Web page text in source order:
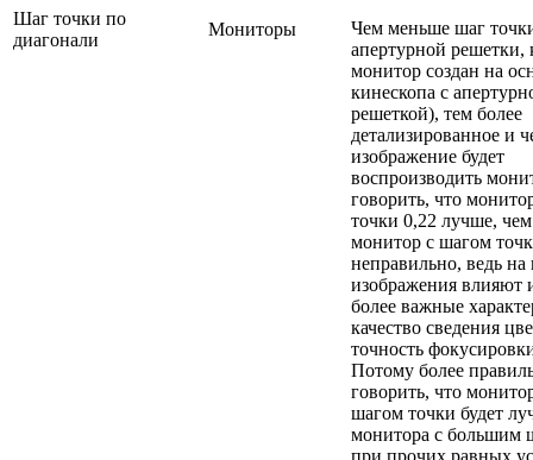
Шаг точки по
диагонали
Мониторы
Чем меньше шаг
апертурной решетки,
монитор создан на
кинескопа с
решеткой), тем более
детализированное и
изображение будет
воспроизводить
говорить, что
точки 0,22 лучше,
монитор с шагом
неправильно, ведь на
изображения влияют
более важные
качество сведения
точность
Потому более
говорить, что
шагом точки будет
монитора с большим